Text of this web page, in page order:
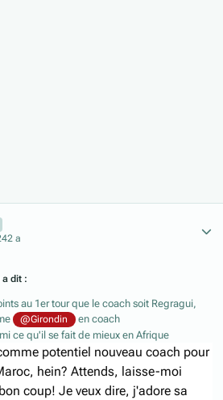
2 a
a dit :
au 1er tour que le coach soit Regragui,
@Girondin
en coach
ce qu'il se fait de mieux en Afrique
potentiel nouveau coach pour
hein? Attends, laisse-moi
coup! Je veux dire, j'adore sa